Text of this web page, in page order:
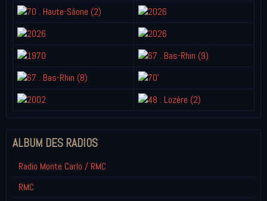
ALBUM DES RADIOS
Radio Monte Carlo / RMC
RMC